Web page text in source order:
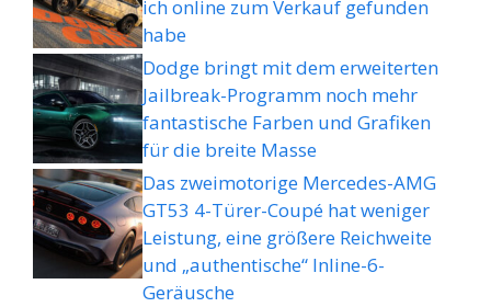
ich online zum Verkauf gefunden
habe
Dodge bringt mit dem erweiterten
Jailbreak-Programm noch mehr
fantastische Farben und Grafiken
für die breite Masse
Das zweimotorige Mercedes-AMG
GT53 4-Türer-Coupé hat weniger
Leistung, eine größere Reichweite
und „authentische“ Inline-6-
Geräusche